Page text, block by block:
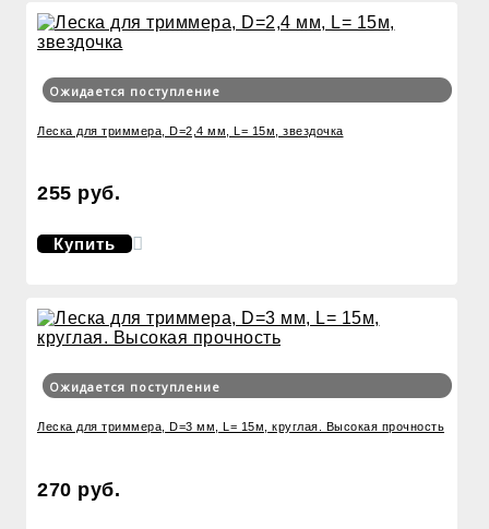
Ожидается поступление
Леска для триммера, D=2,4 мм, L= 15м, звездочка
255 руб.
Купить
Ожидается поступление
Леска для триммера, D=3 мм, L= 15м, круглая. Высокая прочность
270 руб.